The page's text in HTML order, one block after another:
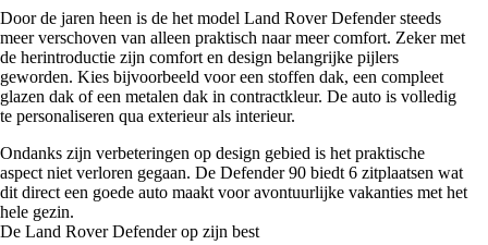
Door de jaren heen is de het model Land Rover Defender steeds
meer verschoven van alleen praktisch naar meer comfort. Zeker met
de herintroductie zijn comfort en design belangrijke pijlers
geworden. Kies bijvoorbeeld voor een stoffen dak, een compleet
glazen dak of een metalen dak in contractkleur. De auto is volledig
te personaliseren qua exterieur als interieur.
Ondanks zijn verbeteringen op design gebied is het praktische
aspect niet verloren gegaan. De Defender 90 biedt 6 zitplaatsen wat
dit direct een goede auto maakt voor avontuurlijke vakanties met het
hele gezin.
De Land Rover Defender op zijn best